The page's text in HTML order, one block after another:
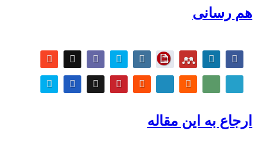
هم رسانی
ارجاع به این مقاله